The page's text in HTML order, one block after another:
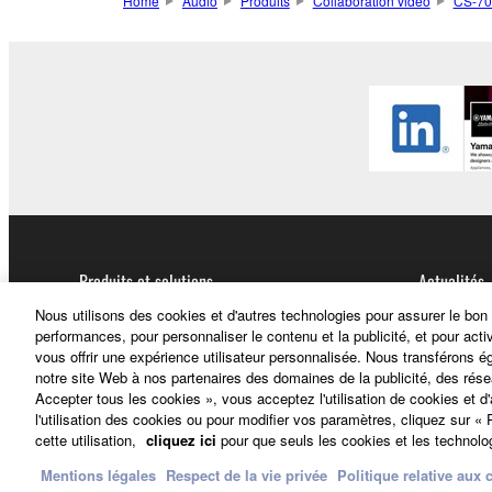
Produits et solutions
Audio
Actualités
Nous utilisons des cookies et d'autres technologies pour assurer le
performances, pour personnaliser le contenu et la publicité, et pour
vous offrir une expérience utilisateur personnalisée. Nous transférons
notre site Web à nos partenaires des domaines de la publicité, des
Accepter tous les cookies », vous acceptez l'utilisation de cookies et
l'utilisation des cookies ou pour modifier vos paramètres, cliquez sur
cette utilisation, cliquez ici pour que seuls les cookies et les
Mentions légales Respect de la vie privée Politique relative aux